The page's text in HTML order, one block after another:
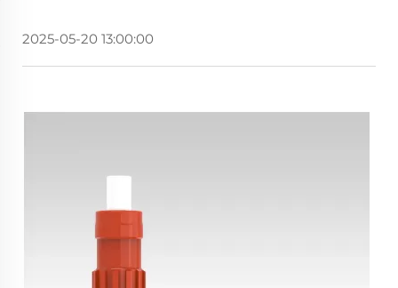
2025-05-20 13:00:00